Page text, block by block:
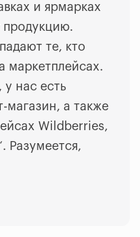
и ярмарках
те, кто
маркетплейсах.
у нас есть
магазин, а также
Wildberries,
Разумеется,